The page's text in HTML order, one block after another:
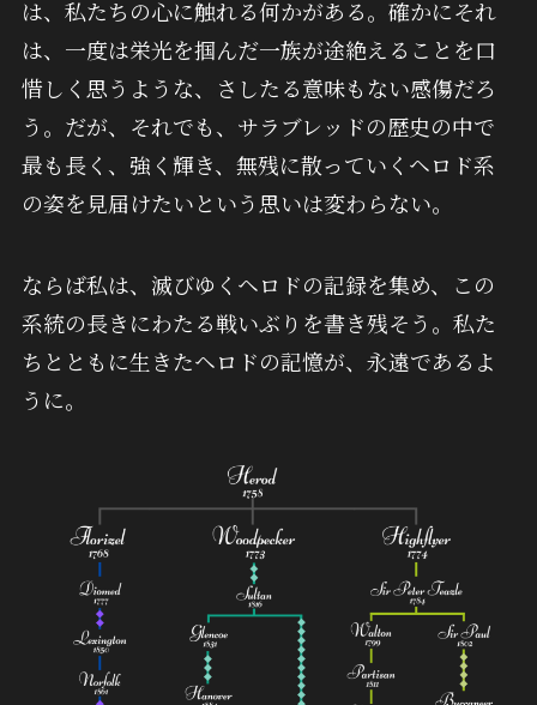
は、私たちの心に触れる何かがある。確かにそれ
は、一度は栄光を掴んだ一族が途絶えることを口
惜しく思うような、さしたる意味もない感傷だろ
う。だが、それでも、サラブレッドの歴史の中で
最も長く、強く輝き、無残に散っていくヘロド系
の姿を見届けたいという思いは変わらない。
ならば私は、滅びゆくヘロドの記録を集め、この
系統の長きにわたる戦いぶりを書き残そう。私た
ちとともに生きたヘロドの記憶が、永遠であるよ
うに。